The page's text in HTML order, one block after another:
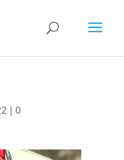
| 0